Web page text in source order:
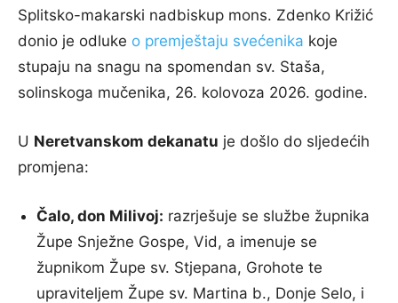
Splitsko-makarski nadbiskup mons. Zdenko Križić
donio je odluke o premještaju svećenika koje
stupaju na snagu na spomendan sv. Staša,
solinskoga mučenika, 26. kolovoza 2026. godine.
U Neretvanskom dekanatu je došlo do sljedećih
promjena:
Čalo, don Milivoj: razrješuje se službe župnika
Župe Snježne Gospe, Vid, a imenuje se
župnikom Župe sv. Stjepana, Grohote te
upraviteljem Župe sv. Martina b., Donje Selo, i